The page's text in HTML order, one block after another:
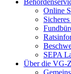
Online
SEPA
Über die VG-